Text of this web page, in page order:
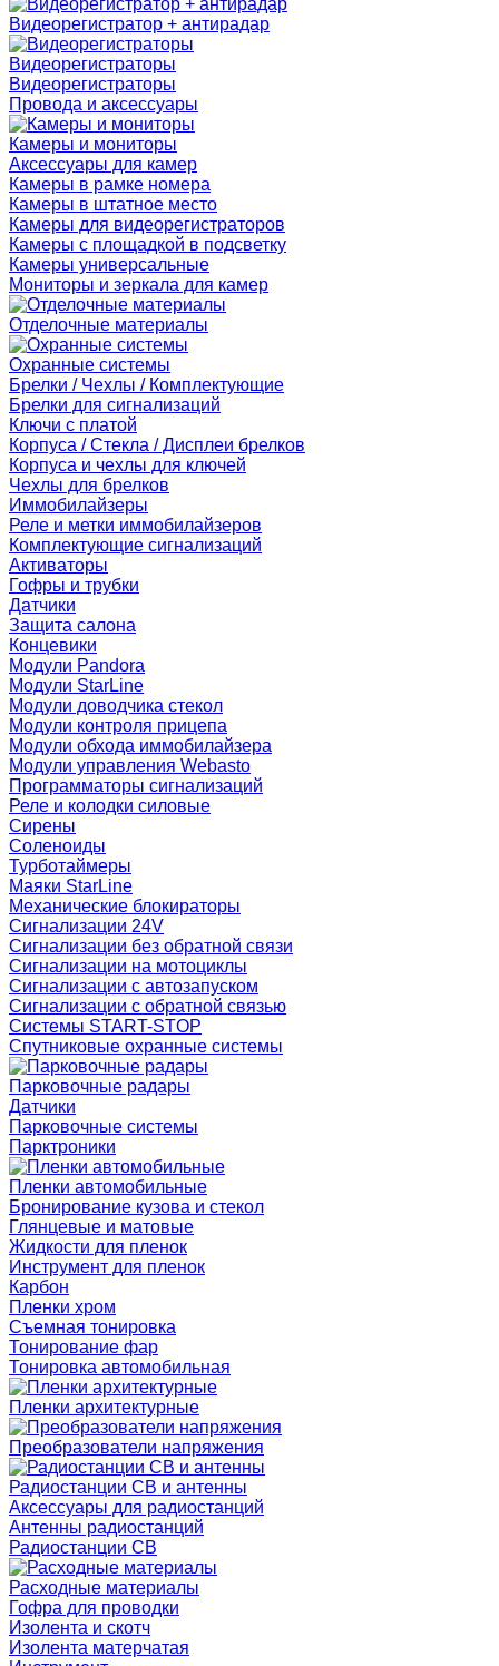
Видеорегистратор + антирадар
Видеорегистраторы
Видеорегистраторы
Провода и аксессуары
Камеры и мониторы
Аксессуары для камер
Камеры в рамке номера
Камеры в штатное место
Камеры для видеорегистраторов
Камеры с площадкой в подсветку
Камеры универсальные
Мониторы и зеркала для камер
Отделочные материалы
Охранные системы
Брелки / Чехлы / Комплектующие
Брелки для сигнализаций
Ключи с платой
Корпуса / Стекла / Дисплеи брелков
Корпуса и чехлы для ключей
Чехлы для брелков
Иммобилайзеры
Реле и метки иммобилайзеров
Комплектующие сигнализаций
Активаторы
Гофры и трубки
Датчики
Защита салона
Концевики
Модули Pandora
Модули StarLine
Модули доводчика стекол
Модули контроля прицепа
Модули обхода иммобилайзера
Модули управления Webasto
Программаторы сигнализаций
Реле и колодки силовые
Сирены
Соленоиды
Турботаймеры
Маяки StarLine
Механические блокираторы
Сигнализации 24V
Сигнализации без обратной связи
Сигнализации на мотоциклы
Сигнализации с автозапуском
Сигнализации с обратной связью
Системы START-STOP
Спутниковые охранные системы
Парковочные радары
Датчики
Парковочные системы
Парктроники
Пленки автомобильные
Бронирование кузова и стекол
Глянцевые и матовые
Жидкости для пленок
Инструмент для пленок
Карбон
Пленки хром
Съемная тонировка
Тонирование фар
Тонировка автомобильная
Пленки архитектурные
Преобразователи напряжения
Радиостанции CB и антенны
Аксессуары для радиостанций
Антенны радиостанций
Радиостанции CB
Расходные материалы
Гофра для проводки
Изолента и скотч
Изолента матерчатая